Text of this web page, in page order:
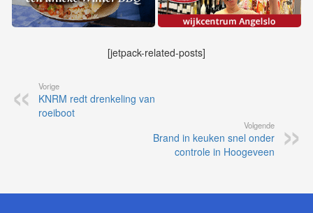
[jetpack-related-posts]
Vorige
KNRM redt drenkeling van
roeiboot
Volgende
Brand in keuken snel onder
controle in Hoogeveen